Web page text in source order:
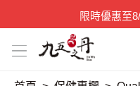
限時優惠至